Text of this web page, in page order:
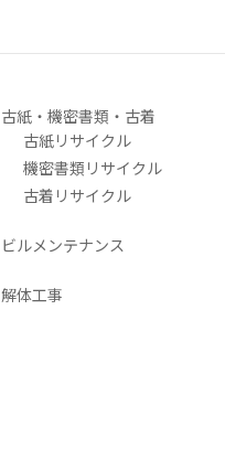
古紙・機密書類・古着
古紙リサイクル
機密書類リサイクル
古着リサイクル
ビルメンテナンス
解体工事